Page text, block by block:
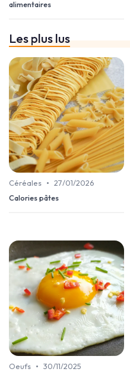
alimentaires
Les plus lus
Céréales • 27/01/2026
Calories pâtes
Oeufs • 30/11/2025